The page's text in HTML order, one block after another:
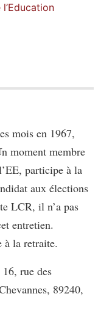
mois en 1967,
moment membre
participe à la
aux élections
LCR, il n’a pas
entretien.
à la retraite.
rue des
89240,